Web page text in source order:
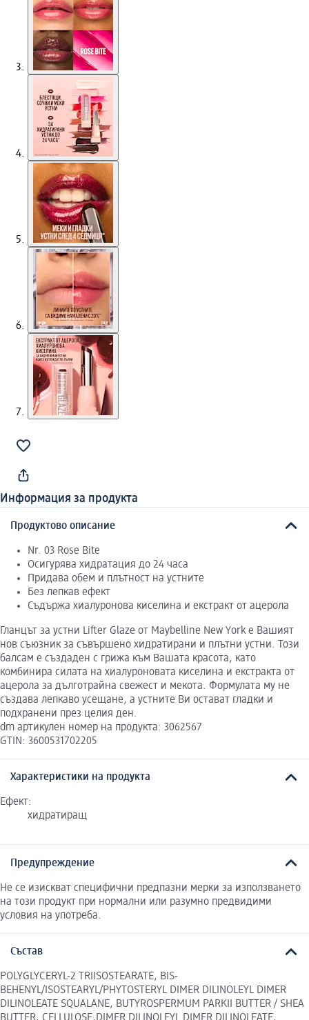
Информация за продукта
Продуктово описание
Nr. 03 Rose Bite
Осигурява хидратация до 24 часа
Придава обем и плътност на устните
Без лепкав ефект
Съдържа хиалуронова киселина и екстракт от ацерола
Гланцът за устни Lifter Glaze от Maybelline New York е Вашият
нов съюзник за съвършено хидратирани и плътни устни. Този
балсам е създаден с грижа към Вашата красота, като
комбинира силата на хиалуроновата киселина и екстракта от
ацерола за дълготрайна свежест и мекота. Формулата му не
създава лепкаво усещане, а устните Ви остават гладки и
подхранени през целия ден.
dm артикулен номер на продукта: 3062567
GTIN: 3600531702205
Характеристики на продукта
Ефект:
хидратиращ
Предупреждение
Не се изискват специфични предпазни мерки за използването
на този продукт при нормални или разумно предвидими
условия на употреба.
Състав
POLYGLYCERYL-2 TRIISOSTEARATE, BIS-
BEHENYL/ISOSTEARYL/PHYTOSTERYL DIMER DILINOLEYL DIMER
DILINOLEATE SQUALANE, BUTYROSPERMUM PARKII BUTTER / SHEA